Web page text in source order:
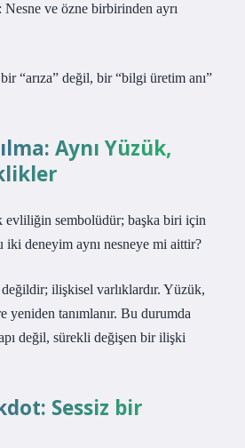
ve özne birbirinden ayrı
“arıza” değil, bir “bilgi üretim anı”
Aynı Yüzük,
evliliğin sembolüdür; başka biri için
iki deneyim aynı nesneye mi aittir?
ilişkisel varlıklardır. Yüzük,
yeniden tanımlanır. Bu durumda
değil, sürekli değişen bir ilişki
Sessiz bir